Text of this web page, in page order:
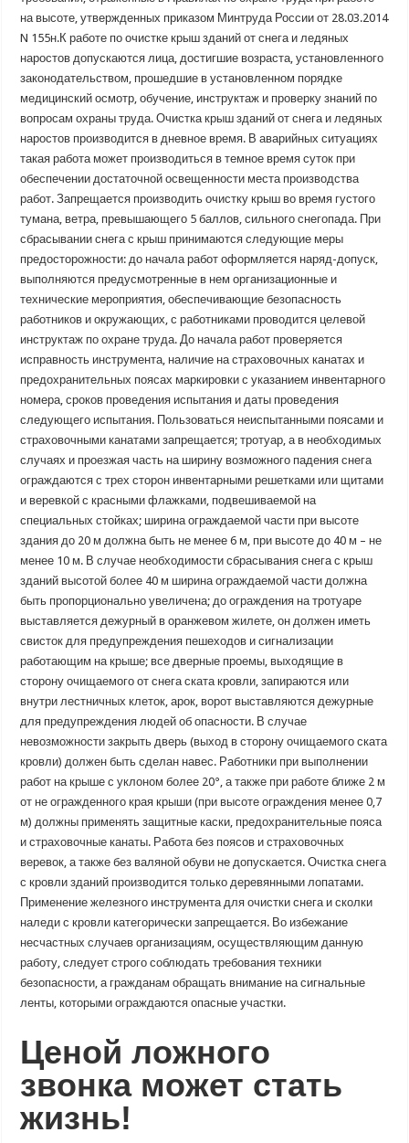
на высоте, утвержденных приказом Минтруда России от 28.03.2014
N 155н.К работе по очистке крыш зданий от снега и ледяных
наростов допускаются лица, достигшие возраста, установленного
законодательством, прошедшие в установленном порядке
медицинский осмотр, обучение, инструктаж и проверку знаний по
вопросам охраны труда. Очистка крыш зданий от снега и ледяных
наростов производится в дневное время. В аварийных ситуациях
такая работа может производиться в темное время суток при
обеспечении достаточной освещенности места производства
работ. Запрещается производить очистку крыш во время густого
тумана, ветра, превышающего 5 баллов, сильного снегопада. При
сбрасывании снега с крыш принимаются следующие меры
предосторожности: до начала работ оформляется наряд-допуск,
выполняются предусмотренные в нем организационные и
технические мероприятия, обеспечивающие безопасность
работников и окружающих, с работниками проводится целевой
инструктаж по охране труда. До начала работ проверяется
исправность инструмента, наличие на страховочных канатах и
предохранительных поясах маркировки с указанием инвентарного
номера, сроков проведения испытания и даты проведения
следующего испытания. Пользоваться неиспытанными поясами и
страховочными канатами запрещается; тротуар, а в необходимых
случаях и проезжая часть на ширину возможного падения снега
ограждаются с трех сторон инвентарными решетками или щитами
и веревкой с красными флажками, подвешиваемой на
специальных стойках; ширина ограждаемой части при высоте
здания до 20 м должна быть не менее 6 м, при высоте до 40 м – не
менее 10 м. В случае необходимости сбрасывания снега с крыш
зданий высотой более 40 м ширина ограждаемой части должна
быть пропорционально увеличена; до ограждения на тротуаре
выставляется дежурный в оранжевом жилете, он должен иметь
свисток для предупреждения пешеходов и сигнализации
работающим на крыше; все дверные проемы, выходящие в
сторону очищаемого от снега ската кровли, запираются или
внутри лестничных клеток, арок, ворот выставляются дежурные
для предупреждения людей об опасности. В случае
невозможности закрыть дверь (выход в сторону очищаемого ската
кровли) должен быть сделан навес. Работники при выполнении
работ на крыше с уклоном более 20°, а также при работе ближе 2 м
от не огражденного края крыши (при высоте ограждения менее 0,7
м) должны применять защитные каски, предохранительные пояса
и страховочные канаты. Работа без поясов и страховочных
веревок, а также без валяной обуви не допускается. Очистка снега
с кровли зданий производится только деревянными лопатами.
Применение железного инструмента для очистки снега и сколки
наледи с кровли категорически запрещается. Во избежание
несчастных случаев организациям, осуществляющим данную
работу, следует строго соблюдать требования техники
безопасности, а гражданам обращать внимание на сигнальные
ленты, которыми ограждаются опасные участки.
Ценой ложного
звонка может стать
жизнь!